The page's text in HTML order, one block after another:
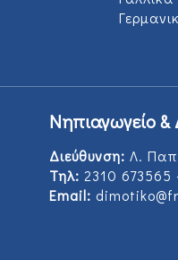
Νηπιαγωγείο &
Διεύθυνση: Λ.
Τηλ: 2310 673565
Email: